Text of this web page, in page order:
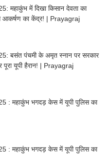
महाकुंभ में दिखा किसान देवता का
आकर्षण का केंद्र! | Prayagraj
बसंत पंचमी के अमृत स्नान पर सरकार
यूपी हैरान! | Prayagraj
: महाकुंभ भगदड़ केस में यूपी पुलिस का
: महाकुंभ भगदड़ केस में यूपी पुलिस का